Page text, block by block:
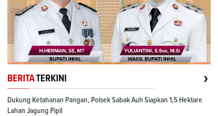
BERITATERKINI ›
Dukung Ketahanan Pangan, Polsek Sabak Auh Siapkan 1,5 Hektare
Lahan Jagung Pipil